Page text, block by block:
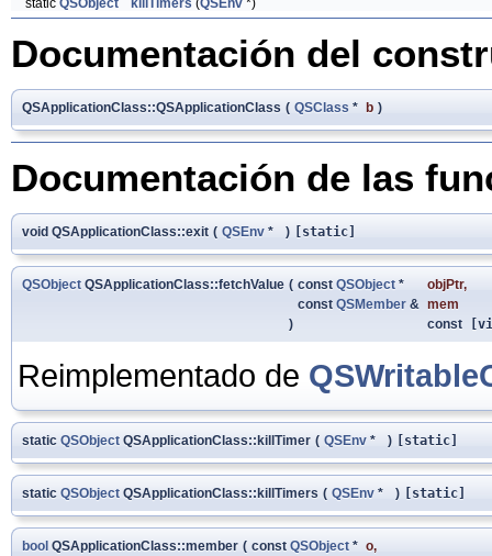
static QSObject killTimers (QSEnv *)
Documentación del
QSApplicationClass::QSApplicationClass ( QSClass * b )
Documentación de las
void QSApplicationClass::exit ( QSEnv * ) [static]
QSObject QSApplicationClass::fetchValue ( const QSObject * objPtr,
const QSMember & mem
)
const
Reimplementado de
static QSObject QSApplicationClass::killTimer ( QSEnv * ) [static]
static QSObject QSApplicationClass::killTimers ( QSEnv * ) [static]
bool QSApplicationClass::member ( const QSObject * o,